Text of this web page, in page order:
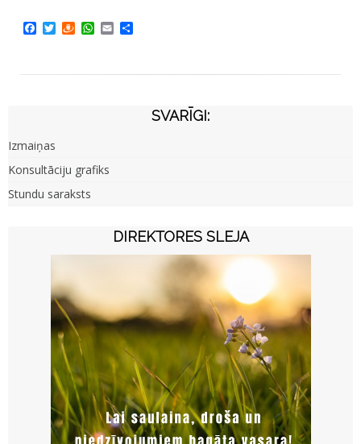
Facebook
TwitterDraugiem
WhatsApp
Email
SVARĪGI:
Izmaiņas
Konsultāciju grafiks
Stundu saraksts
DIREKTORES SLEJA